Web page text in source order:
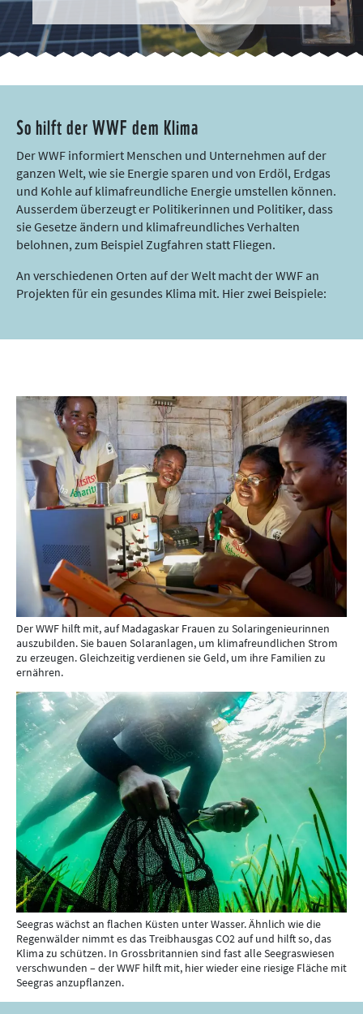
So hilft der WWF dem Klima
Der WWF informiert Menschen und Unternehmen auf der
ganzen Welt, wie sie Energie sparen und von Erdöl, Erdgas
und Kohle auf klimafreundliche Energie umstellen können.
Ausserdem überzeugt er Politikerinnen und Politiker, dass
sie Gesetze ändern und klimafreundliches Verhalten
belohnen, zum Beispiel Zugfahren statt Fliegen.
An verschiedenen Orten auf der Welt macht der WWF an
Projekten für ein gesundes Klima mit. Hier zwei Beispiele:
Der WWF hilft mit, auf Madagaskar Frauen zu Solaringenieurinnen
auszubilden. Sie bauen Solaranlagen, um klimafreundlichen Strom
zu erzeugen. Gleichzeitig verdienen sie Geld, um ihre Familien zu
ernähren.
Seegras wächst an flachen Küsten unter Wasser. Ähnlich wie die
Regenwälder nimmt es das Treibhausgas CO2 auf und hilft so, das
Klima zu schützen. In Grossbritannien sind fast alle Seegraswiesen
verschwunden – der WWF hilft mit, hier wieder eine riesige Fläche mit
Seegras anzupflanzen.